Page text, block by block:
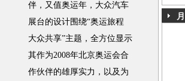
伴，又值奥运年，大众汽车
展台的设计围绕“奥运旅程
大众共享”主题，全方位显示
其作为2008年北京奥运会合
作伙伴的雄厚实力，以及为